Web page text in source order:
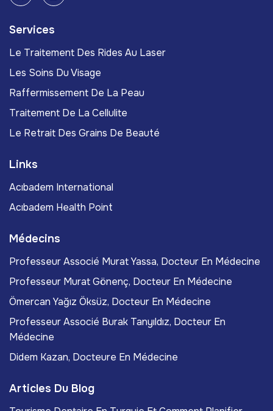
Services
Le Traitement Des Rides Au Laser
Les Soins Du Visage
Raffermissement De La Peau
Traitement De La Cellulite
Le Retrait Des Grains De Beauté
Links
Acıbadem International
Acıbadem Health Point
Médecins
Professeur Associé Murat Yassa, Docteur En Médecine
Professeur Murat Gönenç, Docteur En Médecine
Ömercan Yağız Öksüz, Docteur En Médecine
Professeur Associé Burak Tanyıldız, Docteur En
Médecine
Didem Kazan, Docteure En Médecine
Articles Du Blog